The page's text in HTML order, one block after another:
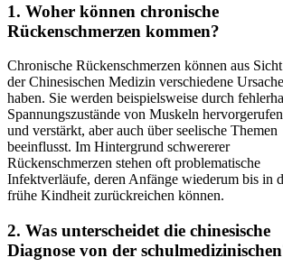
1. Woher können chronische
Rückenschmerzen kommen?
Chronische Rückenschmerzen können aus Sicht
der Chinesischen Medizin verschiedene
haben. Sie werden beispielsweise durch
Spannungszustände von Muskeln hervorgerufen
und verstärkt, aber auch über seelische Themen
beeinflusst. Im Hintergrund schwererer
Rückenschmerzen stehen oft problematische
Infektverläufe, deren Anfänge wiederum bis in
frühe Kindheit zurückreichen können.
2. Was unterscheidet die chinesische
Diagnose von der